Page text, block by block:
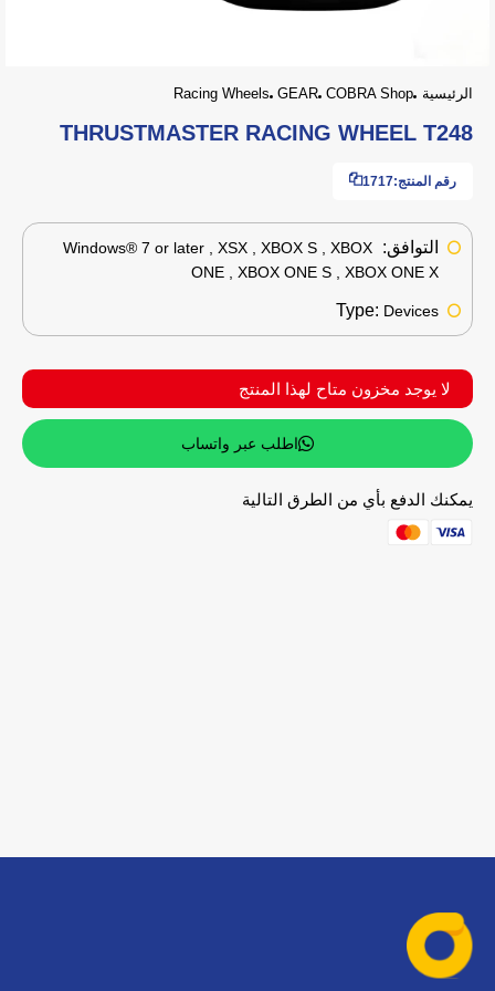
الرئيسية COBRA Shop
GEAR
Racing Wheels
THRUSTMASTER RACING WHEEL T248
رقم المنتج:1717
التوافق:
Windows® 7 or later , XSX , XBOX S , XBOX
ONE , XBOX ONE S , XBOX ONE X
Type: Devices
لا يوجد مخزون متاح لهذا المنتج
اطلب عبر واتساب
يمكنك الدفع بأي من الطرق التالية